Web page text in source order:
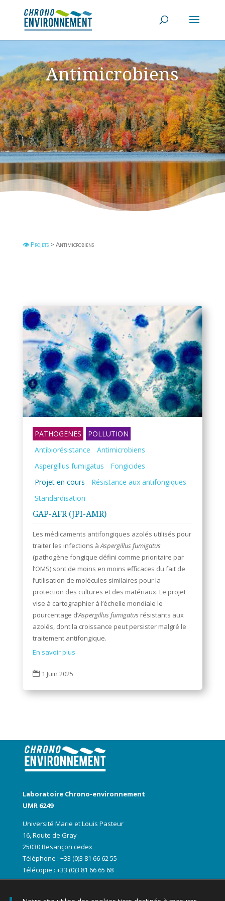
Antimicrobiens
👁 Projets > Antimicrobiens
PATHOGENES
POLLUTION
Antibiorésistance
Antimicrobiens
Aspergillus fumigatus
Fongicides
Projet en cours
Résistance aux antifongiques
Standardisation
GAP-AFR (JPI-AMR)
Les médicaments antifongiques azolés utilisés pour
traiter les infections àAspergillus fumigatus
(pathogène fongique défini comme prioritaire par
l’OMS) sont de moins en moins efficaces du fait de
l’utilisation de molécules similaires pour la
protection des cultures et des matériaux. Le projet
vise à cartographier à l’échelle mondiale le
pourcentage d’Aspergillus fumigatus résistants aux
azolés, dont la croissance peut persister malgré le
traitement antifongique.
En savoir plus
 1 Juin 2025
Laboratoire Chrono-environnement
UMR 6249
Université Marie et Louis Pasteur
16, Route de Gray
25030 Besançon cedex
Téléphone : +33 (0)3 81 66 62 55
Télécopie : +33 (0)3 81 66 65 68